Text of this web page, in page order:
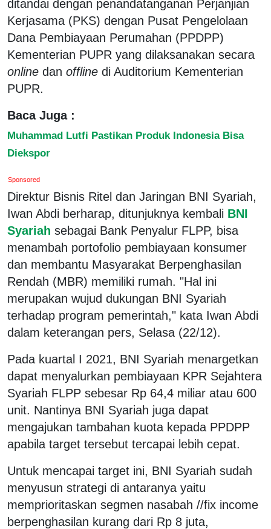
ditandai dengan penandatanganan Perjanjian
Kerjasama (PKS) dengan Pusat Pengelolaan
Dana Pembiayaan Perumahan (PPDPP)
Kementerian PUPR yang dilaksanakan secara
online dan offline di Auditorium Kementerian
PUPR.
Baca Juga :
Muhammad Lutfi Pastikan Produk Indonesia Bisa
Diekspor
Sponsored
Direktur Bisnis Ritel dan Jaringan BNI Syariah,
Iwan Abdi berharap, ditunjuknya kembali BNI
Syariah sebagai Bank Penyalur FLPP, bisa
menambah portofolio pembiayaan konsumer
dan membantu Masyarakat Berpenghasilan
Rendah (MBR) memiliki rumah. "Hal ini
merupakan wujud dukungan BNI Syariah
terhadap program pemerintah," kata Iwan Abdi
dalam keterangan pers, Selasa (22/12).
Pada kuartal I 2021, BNI Syariah menargetkan
dapat menyalurkan pembiayaan KPR Sejahtera
Syariah FLPP sebesar Rp 64,4 miliar atau 600
unit. Nantinya BNI Syariah juga dapat
mengajukan tambahan kuota kepada PPDPP
apabila target tersebut tercapai lebih cepat.
Untuk mencapai target ini, BNI Syariah sudah
menyusun strategi di antaranya yaitu
memprioritaskan segmen nasabah //fix income
berpenghasilan kurang dari Rp 8 juta,